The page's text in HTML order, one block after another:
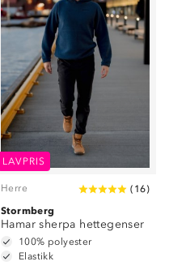
LAVPRIS
Herre ( 16)
Stormberg
Hamar sherpa hettegenser
100% polyester
Elastikk